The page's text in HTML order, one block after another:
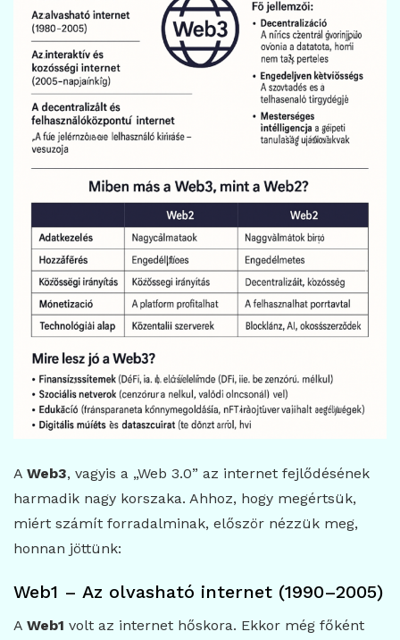
A Web3, vagyis a „Web 3.0” az internet fejlődésének
harmadik nagy korszaka. Ahhoz, hogy megértsük,
miért számít forradalminak, először nézzük meg,
honnan jöttünk:
Web1 – Az olvasható internet (1990–2005)
A Web1 volt az internet hőskora. Ekkor még főként